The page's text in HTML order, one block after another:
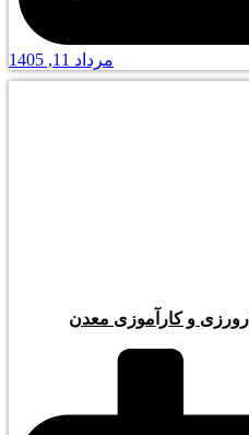
مرداد 11, 1405
و کارآموزی معدن